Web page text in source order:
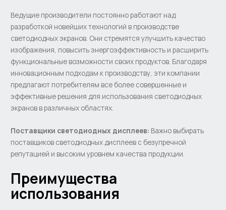
Ведущие производители постоянно работают над
разработкой новейших технологий в производстве
светодиодных экранов. Они стремятся улучшить качество
изображения, повысить энергоэффективность и расширить
функциональные возможности своих продуктов. Благодаря
инновационным подходам к производству, эти компании
предлагают потребителям все более совершенные и
эффективные решения для использования светодиодных
экранов в различных областях.
Поставщики светодиодных дисплеев: Важно выбирать
поставщиков светодиодных дисплеев с безупречной
репутацией и высоким уровнем качества продукции.
Преимущества
использования